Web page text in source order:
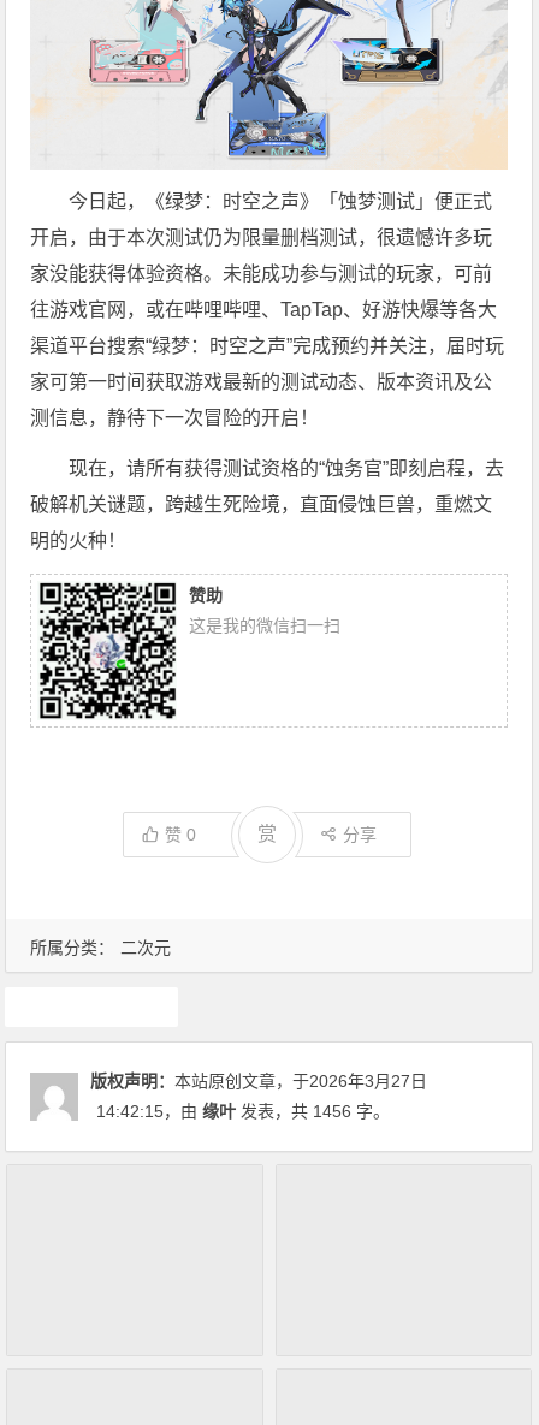
所属分类： 二次元
今日起，《绿梦：时空之声》「蚀梦测试」便正式
开启，由于本次测试仍为限量删档测试，很遗憾许多玩
家没能获得体验资格。未能成功参与测试的玩家，可前
往游戏官网，或在哔哩哔哩、TapTap、好游快爆等各大
渠道平台搜索“绿梦：时空之声”完成预约并关注，届时玩
家可第一时间获取游戏最新的测试动态、版本资讯及公
测信息，静待下一次冒险的开启！
现在，请所有获得测试资格的“蚀务官”即刻启程，去
破解机关谜题，跨越生死险境，直面侵蚀巨兽，重燃文
明的火种！
赞助
这是我的微信扫一扫
赞0 赏 分享
版权声明：本站原创文章，于2026年3月27日
14:42:15，由缘叶 发表，共 1456 字。